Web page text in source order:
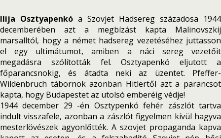
Ilija Osztyapenkó a Szovjet Hadsereg századosa 1944
decemberében azt a megbízást kapta Malinovszkij
marsalltól, hogy a német hadsereg vezetéséhez juttasson
el egy ultimátumot, amiben a náci sereg vezetőit
megadásra szólították fel. Osztyapenkó eljutott a
főparancsnokig, és átadta neki az üzentet. Pfeffer-
Wildenbruch tábornok azonban Hitlertől azt a parancsot
kapta, hogy Budapestet az utolsó emberéig védje!
1944 december 29 -én Osztypenkó fehér zászlót tartva
indult visszafele, azonban a zászlót figyelmen kívül hagyva
mesterlövészek agyonlőtték. A szovjet propaganda kapva